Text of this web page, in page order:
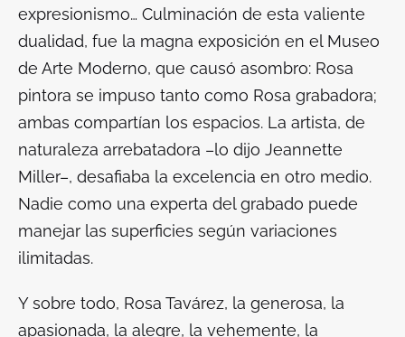
expresionismo… Culminación de esta valiente
dualidad, fue la magna exposición en el Museo
de Arte Moderno, que causó asombro: Rosa
pintora se impuso tanto como Rosa grabadora;
ambas compartían los espacios. La artista, de
naturaleza arrebatadora –lo dijo Jeannette
Miller–, desafiaba la excelencia en otro medio.
Nadie como una experta del grabado puede
manejar las superficies según variaciones
ilimitadas.
Y sobre todo, Rosa Tavárez, la generosa, la
apasionada, la alegre, la vehemente, la